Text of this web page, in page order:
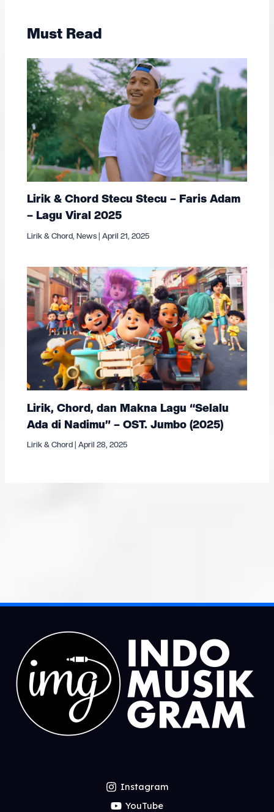
Must Read
Lirik & Chord Stecu Stecu – Faris Adam
– Lagu Viral 2025
Lirik & Chord,News |April 21, 2025
Lirik, Chord, dan Makna Lagu “Selalu
Ada di Nadimu” – OST. Jumbo (2025)
Lirik & Chord |April 28, 2025
Instagram
YouTube